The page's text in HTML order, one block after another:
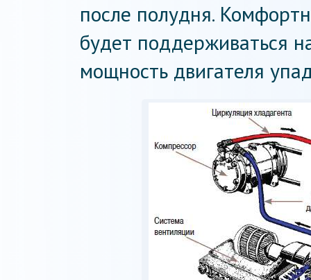
после полудня.
будет поддерживаться
мощность двигателя